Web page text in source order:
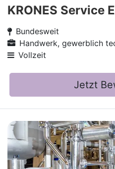
KRONES Service
Bundesweit
Handwerk, gewerblich
Vollzeit
Jetzt